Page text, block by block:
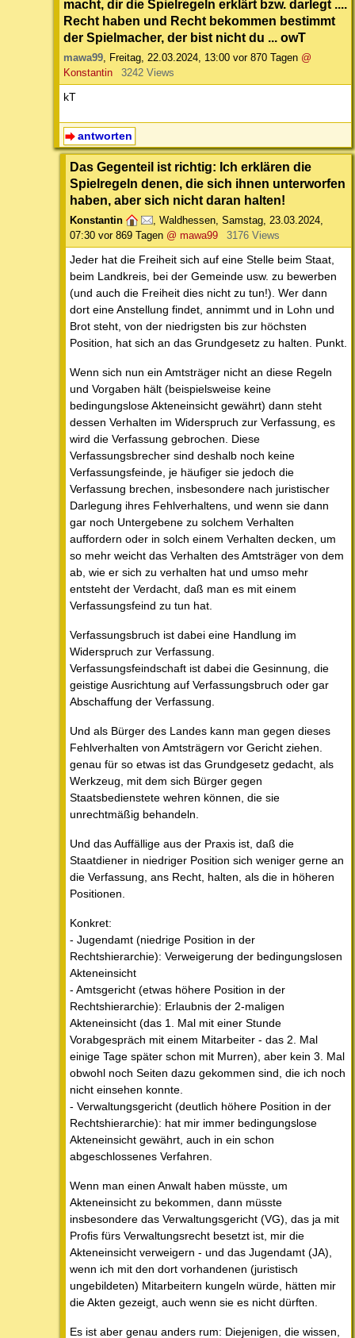
macht, dir die Spielregeln erklärt bzw. darlegt ....
Recht haben und Recht bekommen bestimmt
der Spielmacher, der bist nicht du ... owT
mawa99 Freitag, 22.03.2024, 13:00 vor 870 Tagen @
Konstantin
3242 Views
kT
antworten
Das Gegenteil ist richtig: Ich erklären die
Spielregeln denen, die sich ihnen unterworfen
haben, aber sich nicht daran halten!
Konstantin , Waldhessen, Samstag, 23.03.2024,
07:30 vor 869 Tagen @ mawa99 3176 Views
Jeder hat die Freiheit sich auf eine Stelle beim Staat,
beim Landkreis, bei der Gemeinde usw. zu bewerben
(und auch die Freiheit dies nicht zu tun!). Wer dann
dort eine Anstellung findet, annimmt und in Lohn und
Brot steht, von der niedrigsten bis zur höchsten
Position, hat sich an das Grundgesetz zu halten. Punkt.
Wenn sich nun ein Amtsträger nicht an diese Regeln
und Vorgaben hält (beispielsweise keine
bedingungslose Akteneinsicht gewährt) dann steht
dessen Verhalten im Widerspruch zur Verfassung, es
wird die Verfassung gebrochen. Diese
Verfassungsbrecher sind deshalb noch keine
Verfassungsfeinde, je häufiger sie jedoch die
Verfassung brechen, insbesondere nach juristischer
Darlegung ihres Fehlverhaltens, und wenn sie dann
gar noch Untergebene zu solchem Verhalten
auffordern oder in solch einem Verhalten decken, um
so mehr weicht das Verhalten des Amtsträger von dem
ab, wie er sich zu verhalten hat und umso mehr
entsteht der Verdacht, daß man es mit einem
Verfassungsfeind zu tun hat.
Verfassungsbruch ist dabei eine Handlung im
Widerspruch zur Verfassung.
Verfassungsfeindschaft ist dabei die Gesinnung, die
geistige Ausrichtung auf Verfassungsbruch oder gar
Abschaffung der Verfassung.
Und als Bürger des Landes kann man gegen dieses
Fehlverhalten von Amtsträgern vor Gericht ziehen.
genau für so etwas ist das Grundgesetz gedacht, als
Werkzeug, mit dem sich Bürger gegen
Staatsbedienstete wehren können, die sie
unrechtmäßig behandeln.
Und das Auffällige aus der Praxis ist, daß die
Staatdiener in niedriger Position sich weniger gerne an
die Verfassung, ans Recht, halten, als die in höheren
Positionen.
Konkret:
- Jugendamt (niedrige Position in der
Rechtshierarchie): Verweigerung der bedingungslosen
Akteneinsicht
- Amtsgericht (etwas höhere Position in der
Rechtshierarchie): Erlaubnis der 2-maligen
Akteneinsicht (das 1. Mal mit einer Stunde
Vorabgespräch mit einem Mitarbeiter - das 2. Mal
einige Tage später schon mit Murren), aber kein 3. Mal
obwohl noch Seiten dazu gekommen sind, die ich noch
nicht einsehen konnte.
- Verwaltungsgericht (deutlich höhere Position in der
Rechtshierarchie): hat mir immer bedingungslose
Akteneinsicht gewährt, auch in ein schon
abgeschlossenes Verfahren.
Wenn man einen Anwalt haben müsste, um
Akteneinsicht zu bekommen, dann müsste
insbesondere das Verwaltungsgericht (VG), das ja mit
Profis fürs Verwaltungsrecht besetzt ist, mir die
Akteneinsicht verweigern - und das Jugendamt (JA),
wenn ich mit den dort vorhandenen (juristisch
ungebildeten) Mitarbeitern kungeln würde, hätten mir
die Akten gezeigt, auch wenn sie es nicht dürften.
Es ist aber genau anders rum: Diejenigen, die wissen,